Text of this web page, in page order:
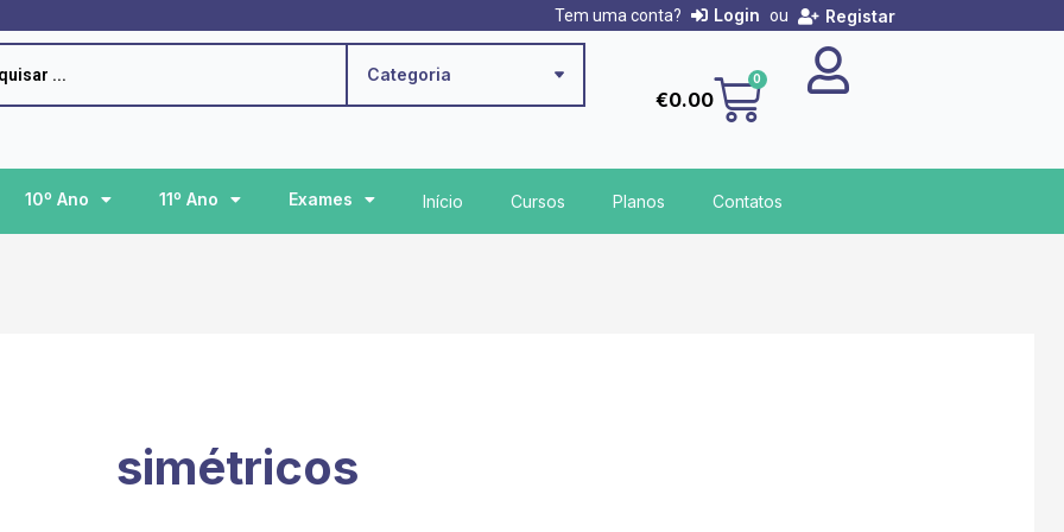
Tem uma conta? Login ou Registar
Categoria
€0.00
0Cart
10º Ano 11º Ano Exames Início Cursos Planos Contatos
simétricos